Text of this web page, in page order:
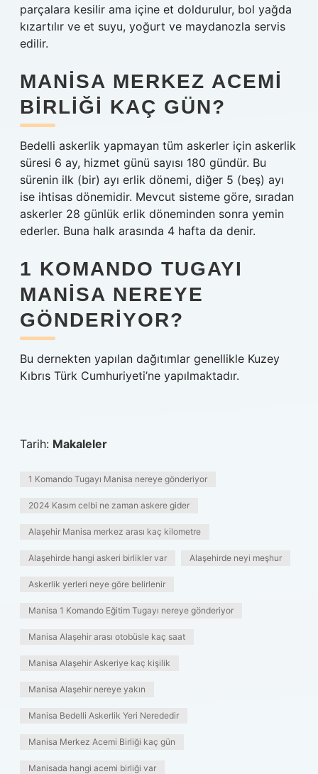
parçalara kesilir ama içine et doldurulur, bol yağda
kızartılır ve et suyu, yoğurt ve maydanozla servis
edilir.
MANISA MERKEZ ACEMI
BIRLIĞI KAÇ GÜN?
Bedelli askerlik yapmayan tüm askerler için askerlik
süresi 6 ay, hizmet günü sayısı 180 gündür. Bu
sürenin ilk (bir) ayı erlik dönemi, diğer 5 (beş) ayı
ise ihtisas dönemidir. Mevcut sisteme göre, sıradan
askerler 28 günlük erlik döneminden sonra yemin
ederler. Buna halk arasında 4 hafta da denir.
1 KOMANDO TUGAYI
MANISA NEREYE
GÖNDERIYOR?
Bu dernekten yapılan dağıtımlar genellikle Kuzey
Kıbrıs Türk Cumhuriyeti’ne yapılmaktadır.
Tarih: Makaleler
1 Komando Tugayı Manisa nereye gönderiyor
2024 Kasım celbi ne zaman askere gider
Alaşehir Manisa merkez arası kaç kilometre
Alaşehirde hangi askeri birlikler var Alaşehirde neyi meşhur
Askerlik yerleri neye göre belirlenir
Manisa 1 Komando Eğitim Tugayı nereye gönderiyor
Manisa Alaşehir arası otobüsle kaç saat
Manisa Alaşehir Askeriye kaç kişilik
Manisa Alaşehir nereye yakın
Manisa Bedelli Askerlik Yeri Nerededir
Manisa Merkez Acemi Birliği kaç gün
Manisada hangi acemi birliği var